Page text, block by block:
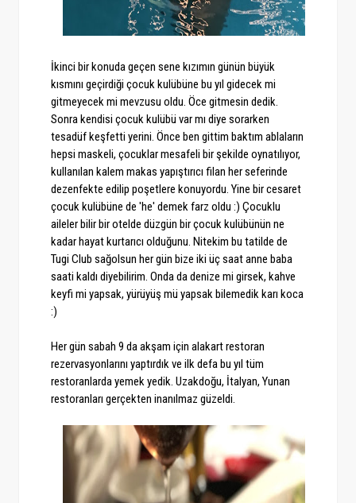
İkinci bir konuda geçen sene kızımın günün büyük
kısmını geçirdiği çocuk kulübüne bu yıl gidecek mi
gitmeyecek mi mevzusu oldu. Öce gitmesin dedik.
Sonra kendisi çocuk kulübü var mı diye sorarken
tesadüf keşfetti yerini. Önce ben gittim baktım ablaların
hepsi maskeli, çocuklar mesafeli bir şekilde oynatılıyor,
kullanılan kalem makas yapıştırıcı filan her seferinde
dezenfekte edilip poşetlere konuyordu. Yine bir cesaret
çocuk kulübüne de 'he' demek farz oldu :) Çocuklu
aileler bilir bir otelde düzgün bir çocuk kulübünün ne
kadar hayat kurtarıcı olduğunu. Nitekim bu tatilde de
Tugi Club sağolsun her gün bize iki üç saat anne baba
saati kaldı diyebilirim. Onda da denize mi girsek, kahve
keyfi mi yapsak, yürüyüş mü yapsak bilemedik karı koca
:)
Her gün sabah 9 da akşam için alakart restoran
rezervasyonlarını yaptırdık ve ilk defa bu yıl tüm
restoranlarda yemek yedik. Uzakdoğu, İtalyan, Yunan
restoranları gerçekten inanılmaz güzeldi.